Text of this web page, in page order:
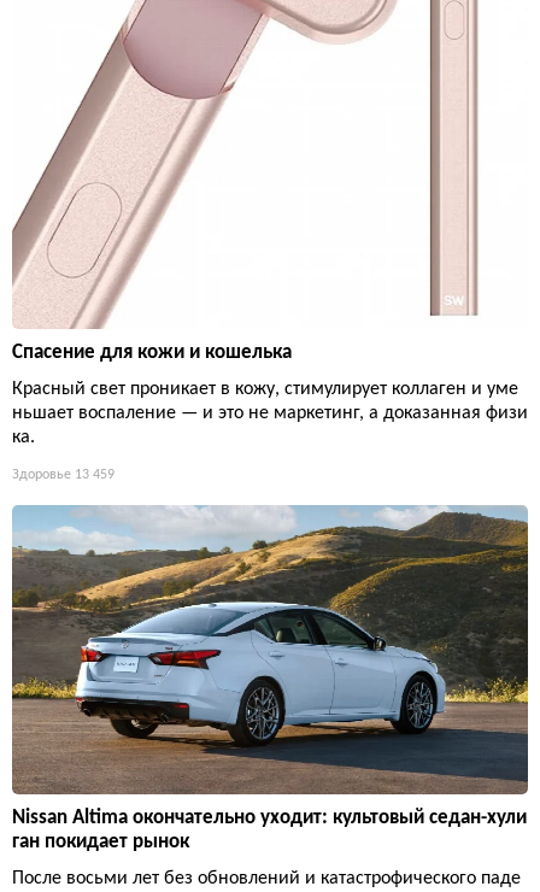
Спасение для кожи и кошелька
Красный свет проникает в кожу, стимулирует коллаген и уме
ньшает воспаление — и это не маркетинг, а доказанная физи
ка.
Здоровье 13 459
Nissan Altima окончательно уходит: культовый седан-хули
ган покидает рынок
После восьми лет без обновлений и катастрофического паде